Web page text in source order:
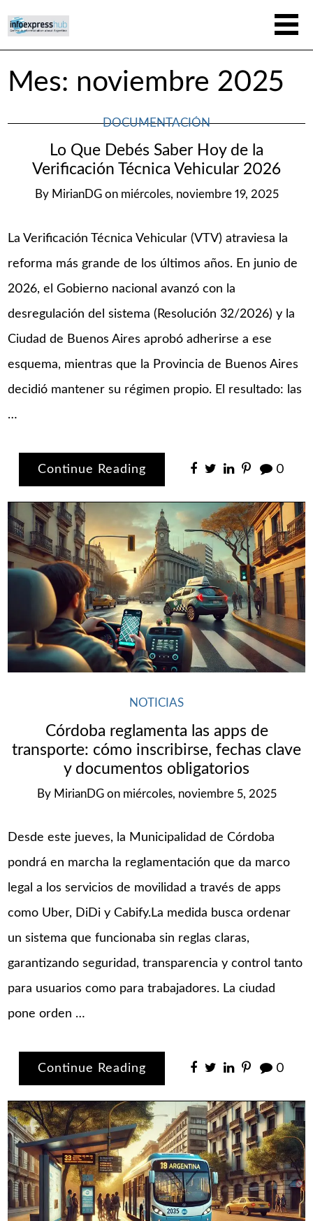
Mes: noviembre 2025
DOCUMENTACIÓN
Lo Que Debés Saber Hoy de la
Verificación Técnica Vehicular 2026
By MirianDG on miércoles, noviembre 19, 2025
La Verificación Técnica Vehicular (VTV) atraviesa la
reforma más grande de los últimos años. En junio de
2026, el Gobierno nacional avanzó con la
desregulación del sistema (Resolución 32/2026) y la
Ciudad de Buenos Aires aprobó adherirse a ese
esquema, mientras que la Provincia de Buenos Aires
decidió mantener su régimen propio. El resultado: las
…
Continue Reading 0
NOTICIAS
Córdoba reglamenta las apps de
transporte: cómo inscribirse, fechas clave
y documentos obligatorios
By MirianDG on miércoles, noviembre 5, 2025
Desde este jueves, la Municipalidad de Córdoba
pondrá en marcha la reglamentación que da marco
legal a los servicios de movilidad a través de apps
como Uber, DiDi y Cabify.La medida busca ordenar
un sistema que funcionaba sin reglas claras,
garantizando seguridad, transparencia y control tanto
para usuarios como para trabajadores. La ciudad
pone orden …
Continue Reading 0